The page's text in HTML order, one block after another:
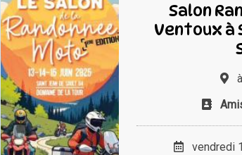
Salon
Ventoux à
vendredi